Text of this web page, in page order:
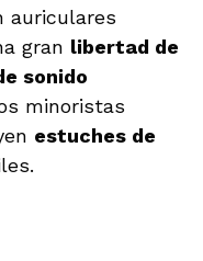
auriculares
gran libertad de
sonido
minoristas
estuches de